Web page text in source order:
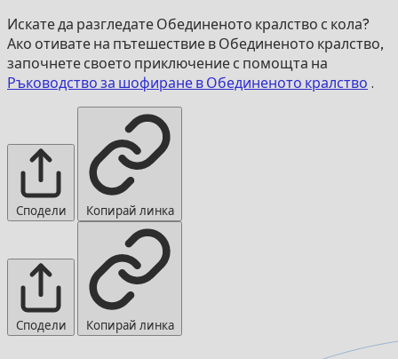
Искате да разгледате Обединеното кралство с кола?
Ако отивате на пътешествие в Обединеното кралство,
започнете своето приключение с помощта на
Ръководство за шофиране в Обединеното кралство .
Сподели Копирай линка
Сподели Копирай линка